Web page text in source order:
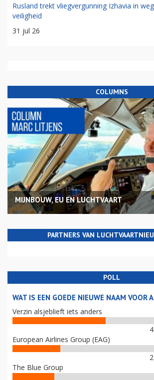
Rusland trekt vliegvergunning Izhavia in
veiligheid
31 jul 26
COLUMNS
MIJNBOUW, EU EN LUCHTVAART
PARTNERS VAN
POLL
WAT IS EEN GOEDE NIEUWE NAAM VOOR
Verzin alsjeblieft iets anders
European Airlines Group (EAG)
The Blue Group